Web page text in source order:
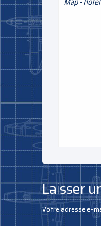
Laisser
Votre adresse e-